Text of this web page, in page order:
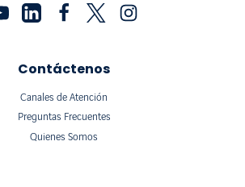
Contáctenos
Canales de Atención
Preguntas Frecuentes
Quienes Somos